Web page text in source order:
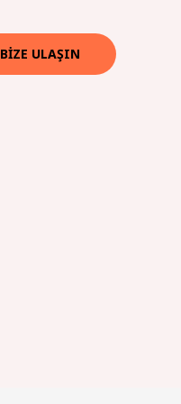
BIZE ULAŞIN